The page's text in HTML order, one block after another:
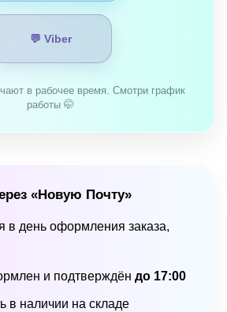
💬 Viber
в рабочее время. Смотри график
работы 🤭
«Новую Почту»
в день оформления заказа,
и подтверждён до 17:00
в наличии на складе